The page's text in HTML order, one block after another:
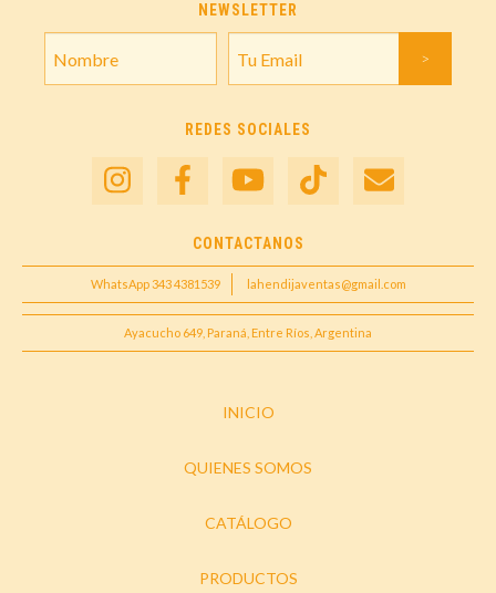
NEWSLETTER
REDES SOCIALES
CONTACTANOS
WhatsApp 343 4381539 lahendijaventas@gmail.com
Ayacucho 649, Paraná, Entre Ríos, Argentina
INICIO
QUIENES SOMOS
CATÁLOGO
PRODUCTOS